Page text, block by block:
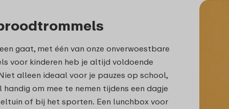
gaat, met één van onze onverwoestbare
voor kinderen heb je altijd voldoende
alleen ideaal voor je pauzes op school,
handig om mee te nemen tijdens een dagje
of bij het sporten. Een lunchbox voor